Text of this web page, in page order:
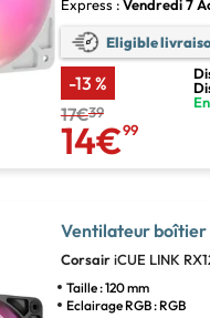
Express :Vendredi 7
Eligible
-13 %
17€39
14€99
Ventilateur boîtier
CorsairiCUE LINK
Taille : 120 mm
Eclairage RGB : RGB